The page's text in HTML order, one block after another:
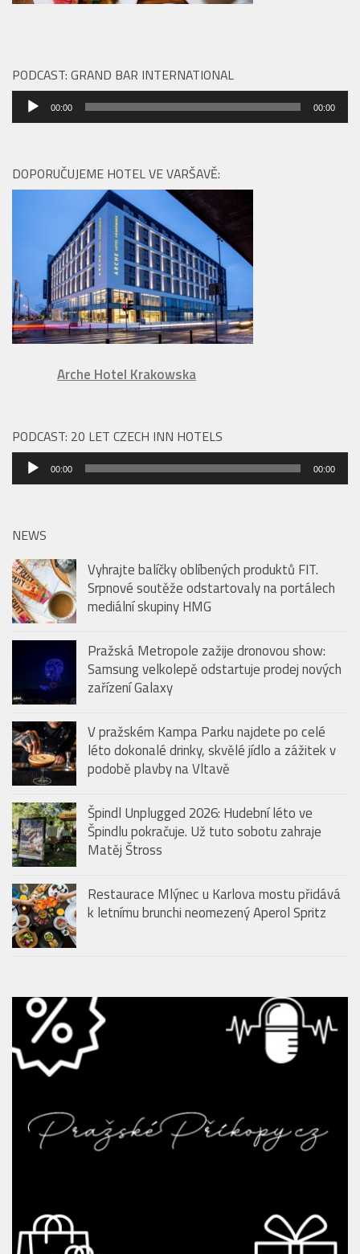
PODCAST: GRAND BAR INTERNATIONAL
Audio
přehrávač
00:00 00:00
DOPORUČUJEME HOTEL VE VARŠAVĚ:
Arche Hotel Krakowska
PODCAST: 20 LET CZECH INN HOTELS
Audio
přehrávač
00:00 00:00
NEWS
Vyhrajte balíčky oblíbených produktů FIT.
Srpnové soutěže odstartovaly na portálech
mediální skupiny HMG
Pražská Metropole zažije dronovou show:
Samsung velkolepě odstartuje prodej nových
zařízení Galaxy
V pražském Kampa Parku najdete po celé
léto dokonalé drinky, skvělé jídlo a zážitek v
podobě plavby na Vltavě
Špindl Unplugged 2026: Hudební léto ve
Špindlu pokračuje. Už tuto sobotu zahraje
Matěj Štross
Restaurace Mlýnec u Karlova mostu přidává
k letnímu brunchi neomezený Aperol Spritz